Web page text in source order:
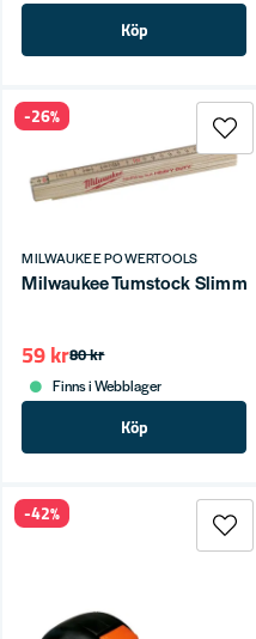
Köp
MILWAUKEE POWERTOOLS
Milwaukee Tumstock
80 kr
59 kr
Finns i Webblager
Köp
-26%
-42%